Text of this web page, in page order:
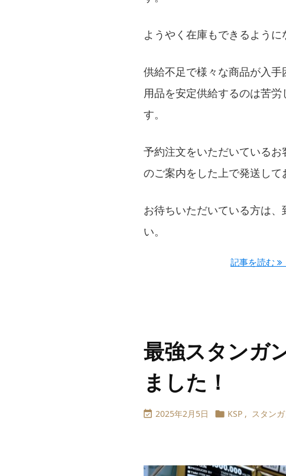
ようやく在庫もできるように
供給不足で様々な商品が入
用品を安定供給するのは苦
す。
予約注文をいただいている
のご案内をした上で発送して
お待ちいただいている方は
い。
記事を読む
最強スタンガ
ました！
 2025年2月5日  KSP , スタン